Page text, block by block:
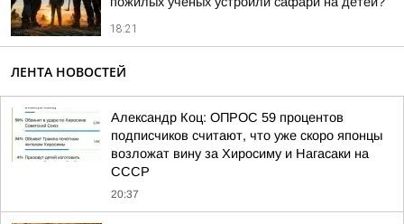
18:21
ЛЕНТА НОВОСТЕЙ
Александр Коц: ОПРОС 59 процентов
подписчиков считают, что уже скоро японцы
возложат вину за Хиросиму и Нагасаки на
СССР
20:37